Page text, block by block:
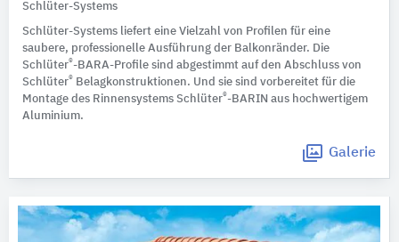
Schlüter-Systems
Schlüter-Systems liefert eine Vielzahl von Profilen für eine
saubere, professionelle Ausführung der Balkonränder. Die
Schlüter®-BARA-Profile sind abgestimmt auf den Abschluss von
Schlüter® Belagkonstruktionen. Und sie sind vorbereitet für die
Montage des Rinnensystems Schlüter®-BARIN aus hochwertigem
Aluminium.
Galerie